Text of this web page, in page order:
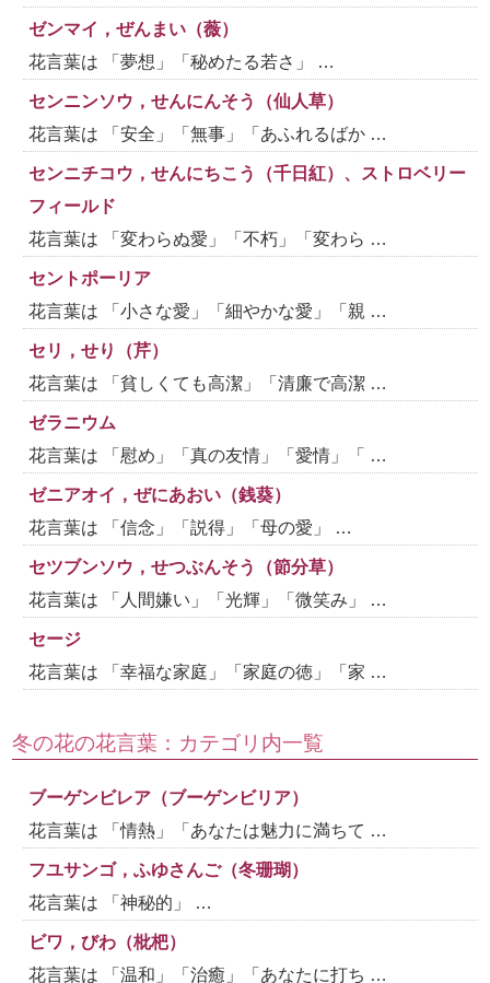
ゼンマイ，ぜんまい（薇）
花言葉は 「夢想」「秘めたる若さ」 …
センニンソウ，せんにんそう（仙人草）
花言葉は 「安全」「無事」「あふれるばか …
センニチコウ，せんにちこう（千日紅）、ストロベリー
フィールド
花言葉は 「変わらぬ愛」「不朽」「変わら …
セントポーリア
花言葉は 「小さな愛」「細やかな愛」「親 …
セリ，せり（芹）
花言葉は 「貧しくても高潔」「清廉で高潔 …
ゼラニウム
花言葉は 「慰め」「真の友情」「愛情」「 …
ゼニアオイ，ぜにあおい（銭葵）
花言葉は 「信念」「説得」「母の愛」 …
セツブンソウ，せつぶんそう（節分草）
花言葉は 「人間嫌い」「光輝」「微笑み」 …
セージ
花言葉は 「幸福な家庭」「家庭の徳」「家 …
冬の花の花言葉：カテゴリ内一覧
ブーゲンビレア（ブーゲンビリア）
花言葉は 「情熱」「あなたは魅力に満ちて …
フユサンゴ，ふゆさんご（冬珊瑚）
花言葉は 「神秘的」 …
ビワ，びわ（枇杷）
花言葉は 「温和」「治癒」「あなたに打ち …